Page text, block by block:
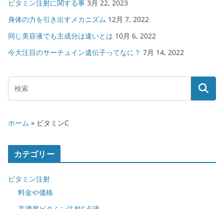
ビタミン注射に関する事 3月 22, 2023
身体の力を引き出すメカニズム 12月 7, 2022
同じ美容液でも主成分は違いとは 10月 6, 2022
今大注目のサーチュイン遺伝子ってなに？ 7月 14, 2022
ホーム » ビタミンC
カテゴリー
ビタミン注射
料金や価格